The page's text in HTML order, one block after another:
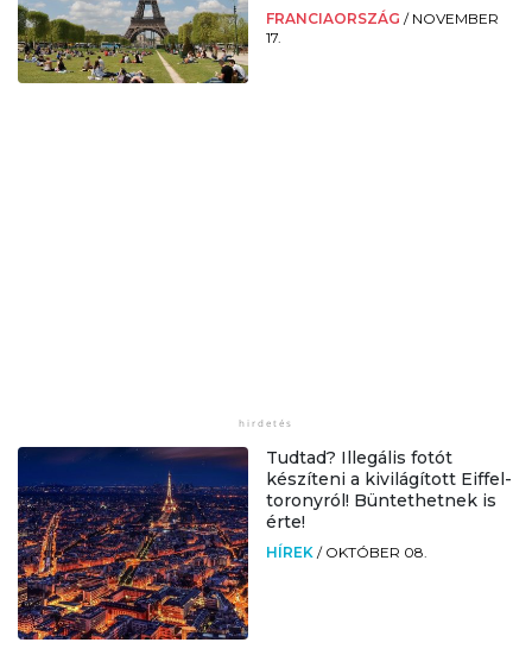
FRANCIAORSZÁG / NOVEMBER
17.
Tudtad? Illegális fotót
készíteni a kivilágított Eiffel-
toronyról! Büntethetnek is
érte!
HÍREK / OKTÓBER 08.